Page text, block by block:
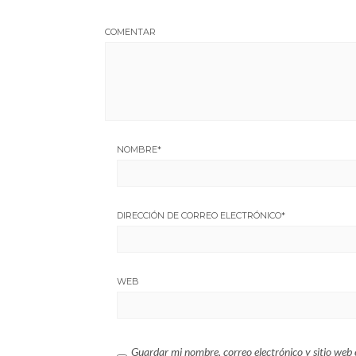
COMENTAR
NOMBRE*
DIRECCIÓN DE CORREO ELECTRÓNICO*
WEB
Guardar mi nombre, correo electrónico y sitio web